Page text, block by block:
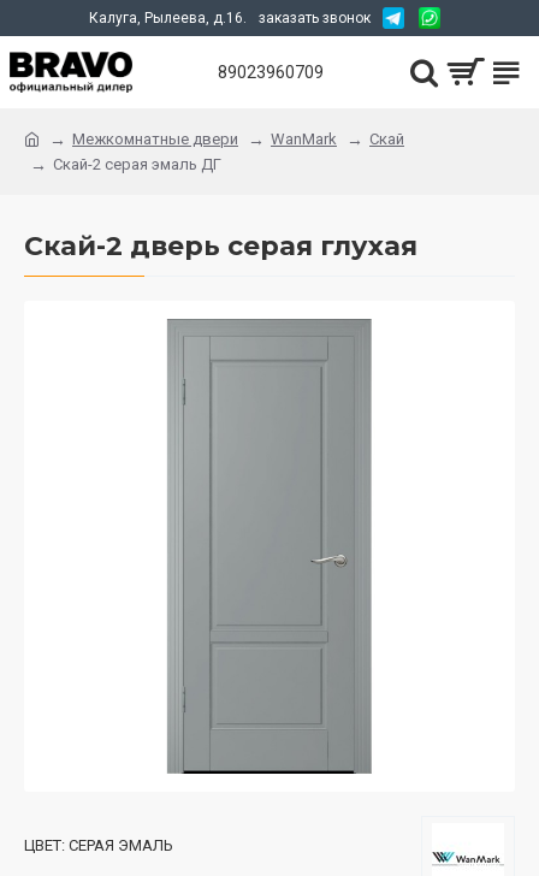
Калуга, Рылеева, д.16. заказать звонок
89023960709
Межкомнатные двери WanMark
Скай
Скай-2 серая эмаль ДГ
Скай-2 дверь серая глухая
ЦВЕТ: СЕРАЯ ЭМАЛЬ